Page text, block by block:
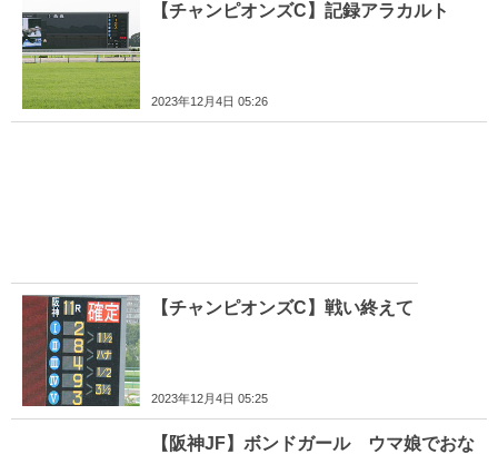
【チャンピオンズC】記録アラカルト
2023年12月4日 05:26
【チャンピオンズC】戦い終えて
2023年12月4日 05:25
【阪神JF】ボンドガール ウマ娘でおな